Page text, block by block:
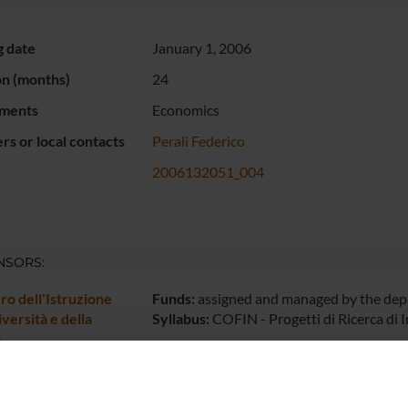
date
January 1, 2006
(months)
24
Economics
or local contacts
Perali Federico
2006132051_004
dell'Istruzione
e della
Funds: assigned and managed by the
Syllabus: COFIN - Progetti di Ricerca di